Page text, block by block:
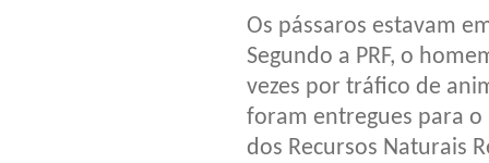
Os pássaros estavam
Segundo a PRF, o
vezes por tráfico de
foram entregues para
dos Recursos Naturais